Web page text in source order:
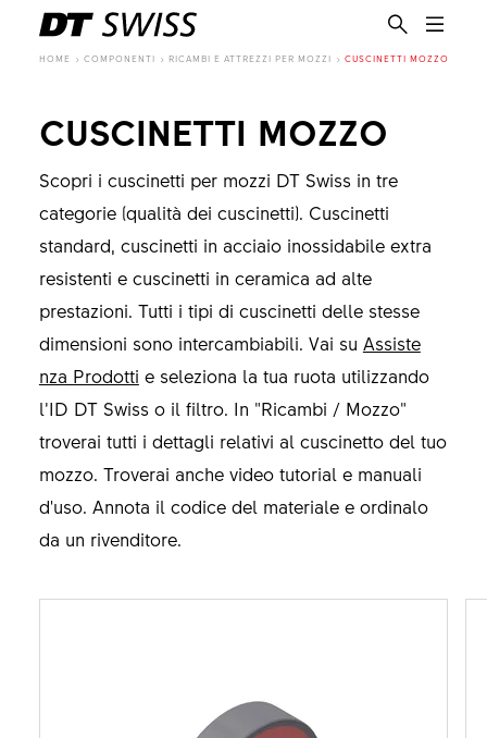
IT
HOME COMPONENTI RICAMBI E ATTREZZI PER MOZZI CUSCINETTI MOZZO
CUSCINETTI MOZZO
Scopri i cuscinetti per mozzi DT Swiss in tre
categorie (qualità dei cuscinetti). Cuscinetti
standard, cuscinetti in acciaio inossidabile extra
resistenti e cuscinetti in ceramica ad alte
prestazioni. Tutti i tipi di cuscinetti delle stesse
dimensioni sono intercambiabili. Vai su Assiste
nza Prodotti e seleziona la tua ruota utilizzando
l’ID DT Swiss o il filtro. In "Ricambi / Mozzo"
troverai tutti i dettagli relativi al cuscinetto del tuo
mozzo. Troverai anche video tutorial e manuali
d'uso. Annota il codice del materiale e ordinalo
da un rivenditore.